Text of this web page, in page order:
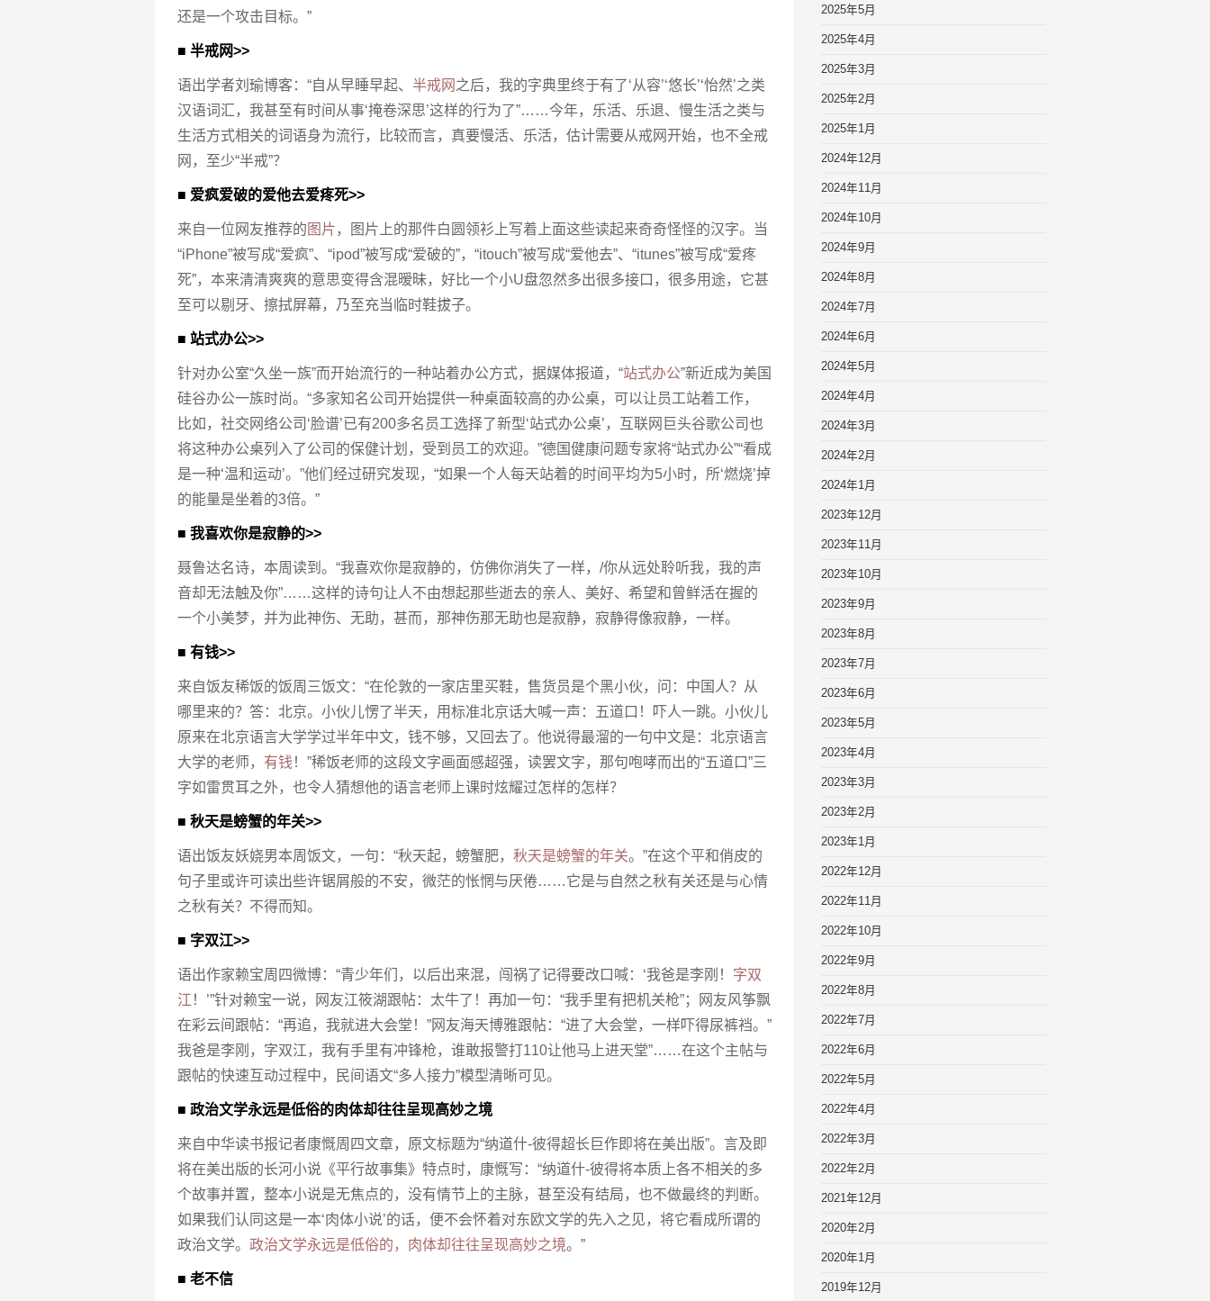
还是一个攻击目标。”
■ 半戒网>>
语出学者刘瑜博客：“自从早睡早起、 半戒网 之后，我的字典里终于有了‘从容’‘悠长’‘怡然’之类
汉语词汇，我甚至有时间从事‘掩卷深思’这样的行为了”……今年，乐活、乐退、慢生活之类与
生活方式相关的词语身为流行，比较而言，真要慢活、乐活，估计需要从戒网开始，也不全戒
网，至少“半戒”？
■ 爱疯爱破的爱他去爱疼死>>
来自一位网友推荐的 图片 ，图片上的那件白圆领衫上写着上面这些读起来奇奇怪怪的汉字。当
“iPhone”被写成“爱疯”、“ipod”被写成“爱破的”，“itouch”被写成“爱他去”、“itunes”被写成“爱疼
死”，本来清清爽爽的意思变得含混暧昧，好比一个小U盘忽然多出很多接口，很多用途，它甚
至可以剔牙、擦拭屏幕，乃至充当临时鞋拔子。
■ 站式办公>>
针对办公室“久坐一族”而开始流行的一种站着办公方式，据媒体报道，“站式办公”新近成为美国
硅谷办公一族时尚。“多家知名公司开始提供一种桌面较高的办公桌，可以让员工站着工作，
比如，社交网络公司‘脸谱’已有200多名员工选择了新型‘站式办公桌’，互联网巨头谷歌公司也
将这种办公桌列入了公司的保健计划，受到员工的欢迎。”德国健康问题专家将“站式办公”“看成
是一种‘温和运动’。”他们经过研究发现，“如果一个人每天站着的时间平均为5小时，所‘燃烧’掉
的能量是坐着的3倍。”
■ 我喜欢你是寂静的>>
聂鲁达名诗，本周读到。“我喜欢你是寂静的，仿佛你消失了一样，/你从远处聆听我，我的声
音却无法触及你”……这样的诗句让人不由想起那些逝去的亲人、美好、希望和曾鲜活在握的
一个小美梦，并为此神伤、无助，甚而，那神伤那无助也是寂静，寂静得像寂静，一样。
■ 有钱>>
来自饭友稀饭的饭周三饭文：“在伦敦的一家店里买鞋，售货员是个黑小伙，问：中国人？从
哪里来的？答：北京。小伙儿愣了半天，用标准北京话大喊一声：五道口！吓人一跳。小伙儿
原来在北京语言大学学过半年中文，钱不够，又回去了。他说得最溜的一句中文是：北京语言
大学的老师， 有钱 ！”稀饭老师的这段文字画面感超强，读罢文字，那句咆哮而出的“五道口”三
字如雷贯耳之外，也令人猜想他的语言老师上课时炫耀过怎样的怎样？
■ 秋天是螃蟹的年关>>
语出饭友妖娆男本周饭文，一句：“秋天起，螃蟹肥， 秋天是螃蟹的年关。”在这个平和俏皮的
句子里或许可读出些许锯屑般的不安，微茫的怅惘与厌倦……它是与自然之秋有关还是与心情
之秋有关？不得而知。
■ 字双江>>
语出作家赖宝周四微博：“青少年们，以后出来混，闯祸了记得要改口喊：‘我爸是李刚！ 字双
江 ！’”针对赖宝一说，网友江筱湖跟帖：太牛了！再加一句：“我手里有把机关枪”；网友风筝飘
在彩云间跟帖：“再追，我就进大会堂！”网友海天博雅跟帖：“进了大会堂，一样吓得尿裤裆。”
我爸是李刚，字双江，我有手里有冲锋枪，谁敢报警打110让他马上进天堂”……在这个主帖与
跟帖的快速互动过程中，民间语文“多人接力”模型清晰可见。
■ 政治文学永远是低俗的肉体却往往呈现高妙之境
来自中华读书报记者康慨周四文章，原文标题为“纳道什-彼得超长巨作即将在美出版”。言及即
将在美出版的长河小说《平行故事集》特点时，康慨写：“纳道什-彼得将本质上各不相关的多
个故事并置，整本小说是无焦点的，没有情节上的主脉，甚至没有结局，也不做最终的判断。
如果我们认同这是一本‘肉体小说’的话，便不会怀着对东欧文学的先入之见，将它看成所谓的
政治文学。 政治文学永远是低俗的，肉体却往往呈现高妙之境。”
■ 老不信
2025年5月
2025年4月
2025年3月
2025年2月
2025年1月
2024年12月
2024年11月
2024年10月
2024年9月
2024年8月
2024年7月
2024年6月
2024年5月
2024年4月
2024年3月
2024年2月
2024年1月
2023年12月
2023年11月
2023年10月
2023年9月
2023年8月
2023年7月
2023年6月
2023年5月
2023年4月
2023年3月
2023年2月
2023年1月
2022年12月
2022年11月
2022年10月
2022年9月
2022年8月
2022年7月
2022年6月
2022年5月
2022年4月
2022年3月
2022年2月
2021年12月
2020年2月
2020年1月
2019年12月